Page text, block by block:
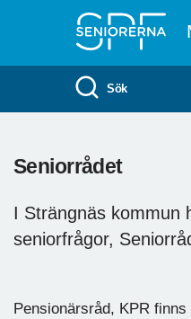
Sök
Seniorrådet
I Strängnäs kommun
seniorfrågor,
Pensionärsråd, KPR